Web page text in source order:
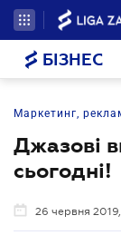
БІЗНЕС
Маркетинг,
Джазові
сьогодні!
26 червня